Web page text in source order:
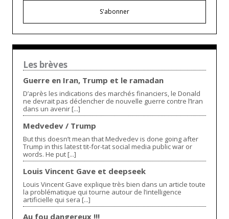
S'abonner
Les brèves
Guerre en Iran, Trump et le ramadan
D’après les indications des marchés financiers, le Donald
ne devrait pas déclencher de nouvelle guerre contre l’Iran
dans un avenir [...]
Medvedev / Trump
But this doesn’t mean that Medvedev is done going after
Trump in this latest tit-for-tat social media public war or
words. He put [...]
Louis Vincent Gave et deepseek
Louis Vincent Gave explique très bien dans un article toute
la problématique qui tourne autour de l’intelligence
artificielle qui sera [...]
Au fou dangereux !!!